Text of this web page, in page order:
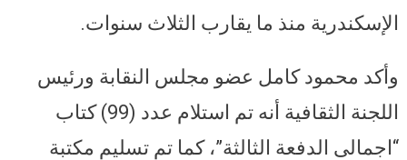
الإسكندرية منذ ما يقارب الثلاث سنوات.
وأكد محمود كامل عضو مجلس النقابة ورئيس
اللجنة الثقافية أنه تم استلام عدد (99) كتاب
“اجمالى الدفعة الثالثة”، كما تم تسليم مكتبة